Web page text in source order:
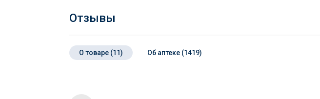
Отзывы
О товаре (11) Об аптеке (1419)